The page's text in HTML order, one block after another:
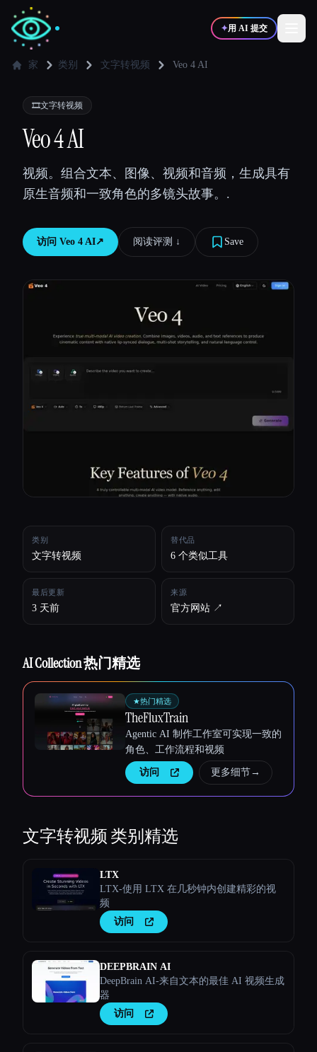
✦用 AI 提交
✍️写作者
💻
🎓学生 🎬创作者
所有分类
关于
家 类别 文字转视频 Veo 4 AI
🎞️文字转视频
Veo 4 AI
视频。组合文本、图像、视频和音频，生成具有
原生音频和一致角色的多镜头故事。.
访问 Veo 4 AI↗︎ 阅读评测 ↓︎ Save
类别
文字转视频
替代品
6 个类似工具
最后更新
3 天前
来源
官方网站 ↗︎
AI Collection 热门精选
★热门精选
TheFluxTrain
Agentic AI 制作工作室可实现一致的
角色、工作流程和视频
访问 更多细节→
文字转视频类别精选
LTX
LTX-使用 LTX 在几秒钟内创建精彩的视
频
访问
DEEPBRAIN AI
DeepBrain AI-来自文本的最佳 AI 视频生成
器
访问